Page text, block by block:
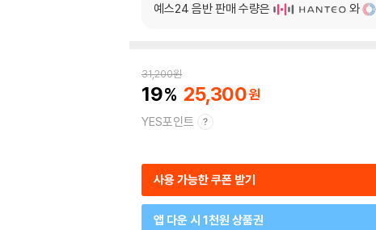
예스24 음반 판매 수량은 와
31,200원
19 25,300
YES포인트
사용 가능한 쿠폰 받기
앱 다운 시 1천원 상품권